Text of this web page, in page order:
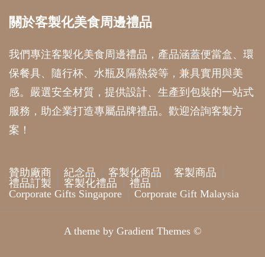
關於客製化美食周邊禮品
我們專注客製化美食周邊禮品，產品涵蓋便當盒、環
保餐具、隨行杯、水瓶及隔熱袋等，兼具實用與美
感。嚴選安全材質，提供設計、生產到包裝的一站式
服務，助企業打造專屬品牌禮品。歡迎洽詢客製方
案！
贊助廠商 紀念品 客製化商品
客製商品
禮品訂製
客製化禮品
禮品
Corporate Gifts Singapore
Corporate Gift Malaysia
A theme by Gradient Themes ©